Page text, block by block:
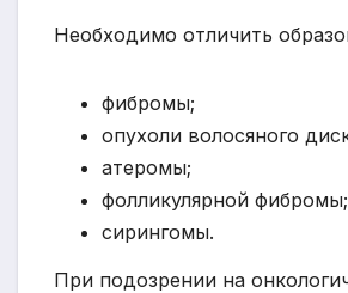
Необходимо отличить
фибромы;
опухоли волосяного
атеромы;
фолликулярной фибромы;
сирингомы.
При подозрении на